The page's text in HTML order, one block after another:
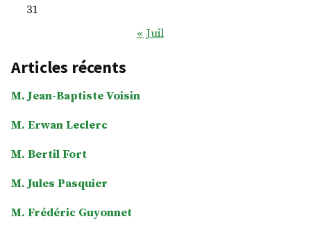
31
« Juil
Articles récents
M. Jean-Baptiste Voisin
M. Erwan Leclerc
M. Bertil Fort
M. Jules Pasquier
M. Frédéric Guyonnet